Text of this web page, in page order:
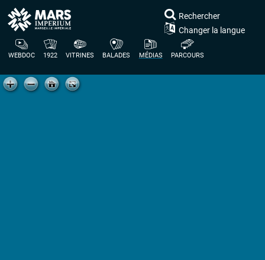
WEBDOC 1922 VITRINES BALADES MÉDIAS PARCOURS
Rechercher
Changer la langue